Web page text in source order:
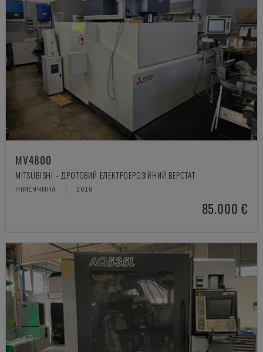
MV4800
MITSUBISHI - ДРОТОВИЙ ЕЛЕКТРОЕРОЗІЙНИЙ ВЕРСТАТ
НІМЕЧЧИНА 2018
85.000 €